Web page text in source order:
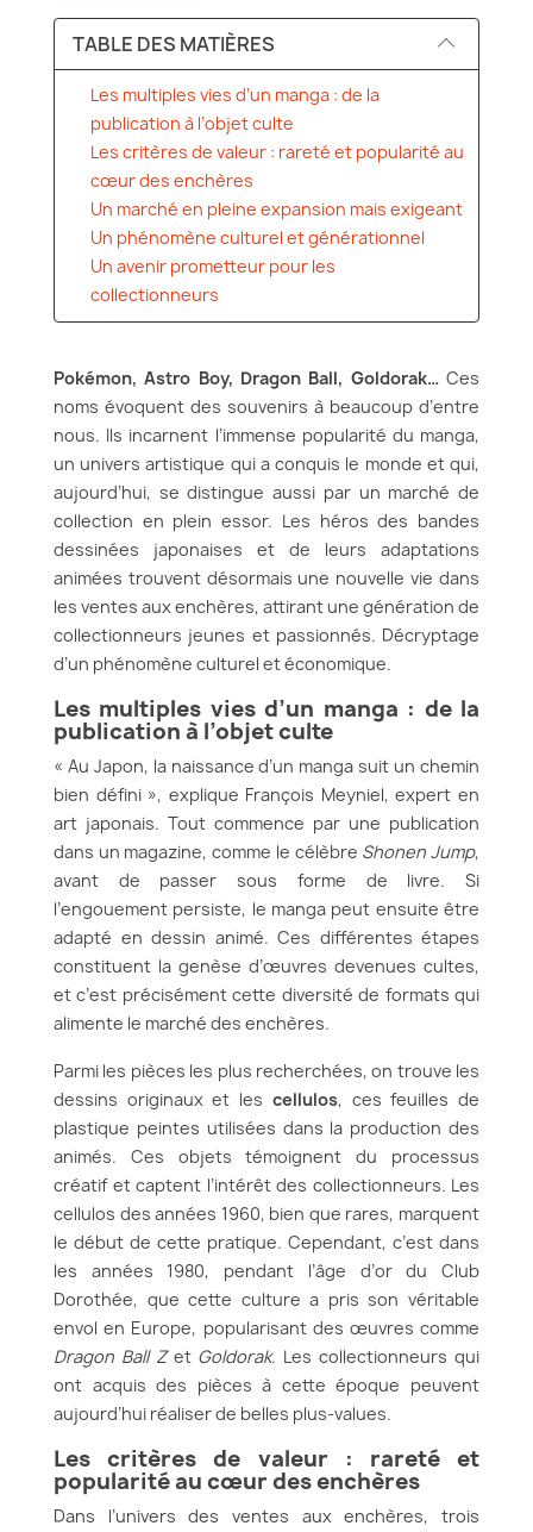
TABLE DES MATIÈRES
Les multiples vies d’un manga : de la
publication à l’objet culte
Les critères de valeur : rareté et popularité au
cœur des enchères
Un marché en pleine expansion mais exigeant
Un phénomène culturel et générationnel
Un avenir prometteur pour les
collectionneurs
Pokémon, Astro Boy, Dragon Ball, Goldorak…Ces
noms évoquent des souvenirs à beaucoup d’entre
nous. Ils incarnent l’immense popularité du manga,
un univers artistique qui a conquis le monde et qui,
aujourd’hui, se distingue aussi par un marché de
collection en plein essor. Les héros des bandes
dessinées japonaises et de leurs adaptations
animées trouvent désormais une nouvelle vie dans
les ventes aux enchères, attirant une génération de
collectionneurs jeunes et passionnés. Décryptage
d’un phénomène culturel et économique.
Les multiples vies d’un manga : de la
publication à l’objet culte
« Au Japon, la naissance d’un manga suit un chemin
bien défini », explique François Meyniel, expert en
art japonais. Tout commence par une publication
dans un magazine, comme le célèbre Shonen Jump,
avant de passer sous forme de livre. Si
l’engouement persiste, le manga peut ensuite être
adapté en dessin animé. Ces différentes étapes
constituent la genèse d’œuvres devenues cultes,
et c’est précisément cette diversité de formats qui
alimente le marché des enchères.
Parmi les pièces les plus recherchées, on trouve les
dessins originaux et les cellulos, ces feuilles de
plastique peintes utilisées dans la production des
animés. Ces objets témoignent du processus
créatif et captent l’intérêt des collectionneurs. Les
cellulos des années 1960, bien que rares, marquent
le début de cette pratique. Cependant, c’est dans
les années 1980, pendant l’âge d’or du Club
Dorothée, que cette culture a pris son véritable
envol en Europe, popularisant des œuvres comme
Dragon Ball Zet Goldorak. Les collectionneurs qui
ont acquis des pièces à cette époque peuvent
aujourd’hui réaliser de belles plus-values.
Les critères de valeur : rareté et
popularité au cœur des enchères
Dans l’univers des ventes aux enchères, trois